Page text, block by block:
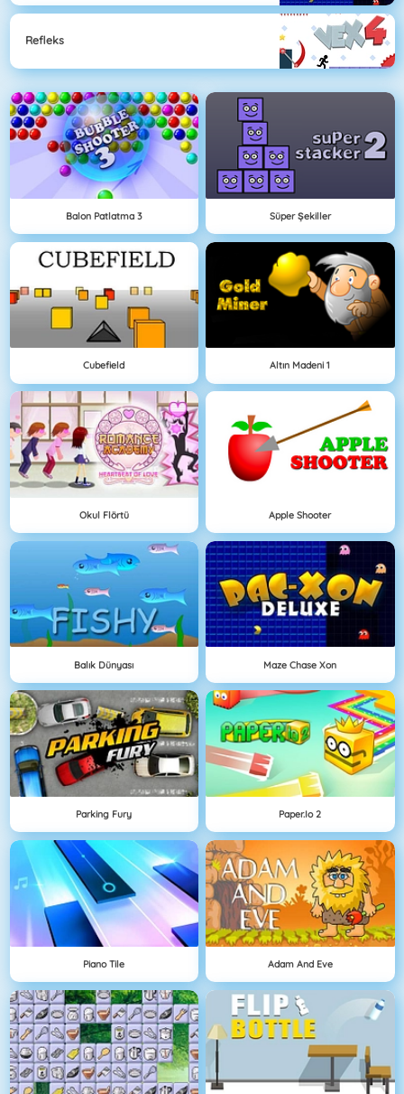
Refleks
Balon Patlatma 3 Süper Şekiller
Cubefield Altın Madeni 1
Okul Flörtü Apple Shooter
Balık Dünyası Maze Chase Xon
Parking Fury Paper.io 2
Piano Tile Adam And Eve